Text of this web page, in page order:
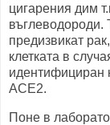
цигарения дим
въглеводороди.
предизвикат
клетката в
идентифициран
ACE2.
Поне в